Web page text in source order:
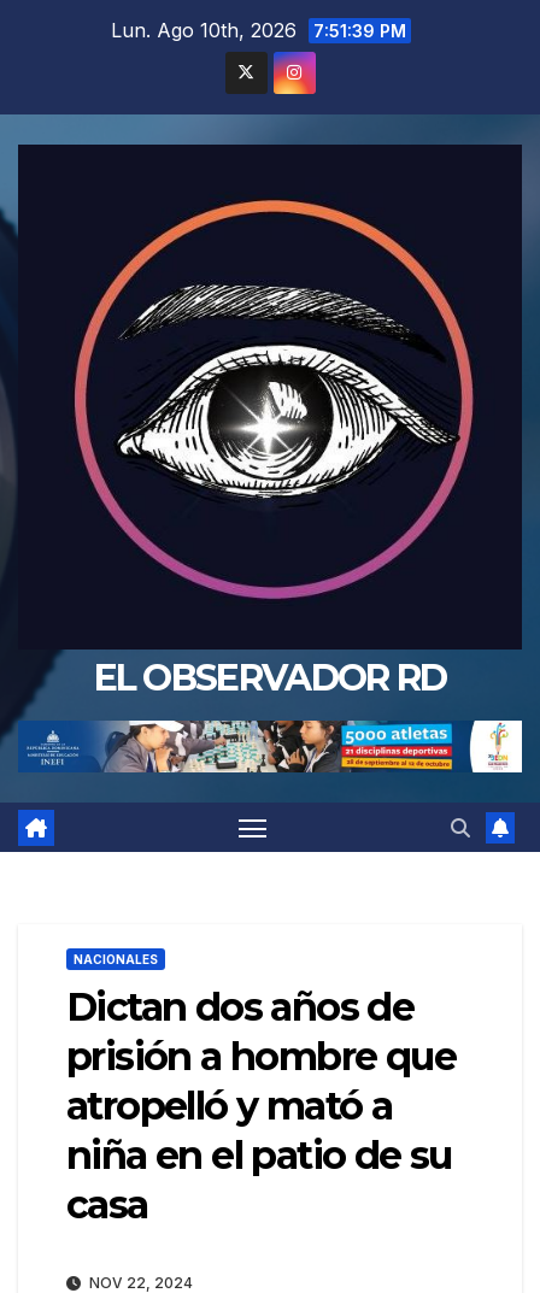
Lun. Ago 10th, 2026 7:51:41 PM
EL OBSERVADOR RD
NACIONALES
Dictan dos años de
prisión a hombre que
atropelló y mató a
niña en el patio de su
casa
NOV 22, 2024